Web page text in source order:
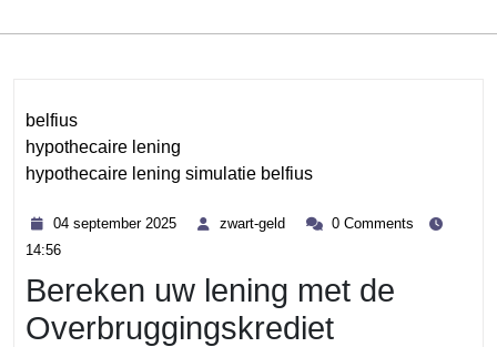
belfius
hypothecaire lening
hypothecaire lening simulatie belfius
04 september 2025 zwart-geld
zwart- 0 Comments
14:56
Bereken uw lening met de
Overbruggingskrediet